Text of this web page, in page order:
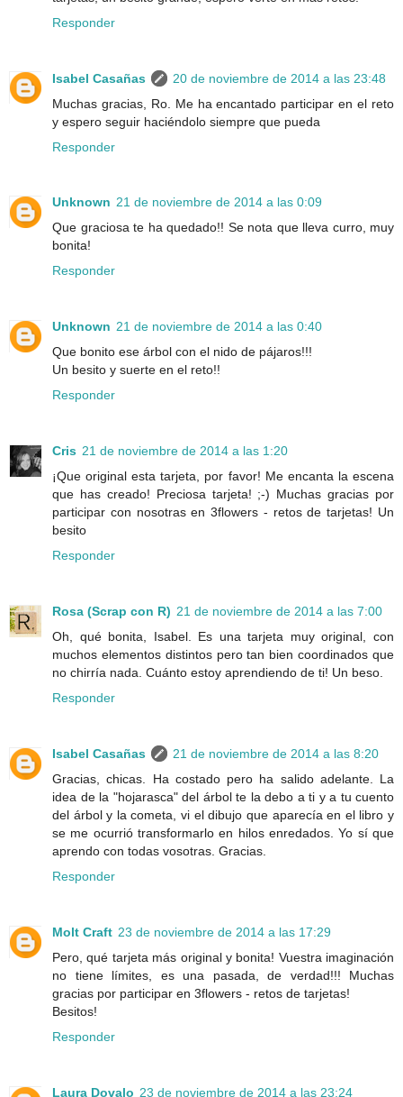
Responder
Isabel Casañas
20 de noviembre de 2014 a las 23:48
Muchas gracias, Ro. Me ha encantado participar en el reto
y espero seguir haciéndolo siempre que pueda
Responder
Unknown 21 de noviembre de 2014 a las 0:09
Que graciosa te ha quedado!! Se nota que lleva curro, muy
bonita!
Responder
Unknown 21 de noviembre de 2014 a las 0:40
Que bonito ese árbol con el nido de pájaros!!!
Un besito y suerte en el reto!!
Responder
Cris 21 de noviembre de 2014 a las 1:20
¡Que original esta tarjeta, por favor! Me encanta la escena
que has creado! Preciosa tarjeta! ;-) Muchas gracias por
participar con nosotras en 3flowers - retos de tarjetas! Un
besito
Responder
Rosa (Scrap con R) 21 de noviembre de 2014 a las 7:00
Oh, qué bonita, Isabel. Es una tarjeta muy original, con
muchos elementos distintos pero tan bien coordinados que
no chirría nada. Cuánto estoy aprendiendo de ti! Un beso.
Responder
Isabel Casañas
21 de noviembre de 2014 a las 8:20
Gracias, chicas. Ha costado pero ha salido adelante. La
idea de la "hojarasca" del árbol te la debo a ti y a tu cuento
del árbol y la cometa, vi el dibujo que aparecía en el libro y
se me ocurrió transformarlo en hilos enredados. Yo sí que
aprendo con todas vosotras. Gracias.
Responder
Molt Craft 23 de noviembre de 2014 a las 17:29
Pero, qué tarjeta más original y bonita! Vuestra imaginación
no tiene límites, es una pasada, de verdad!!! Muchas
gracias por participar en 3flowers - retos de tarjetas!
Besitos!
Responder
Laura Dovalo 23 de noviembre de 2014 a las 23:24